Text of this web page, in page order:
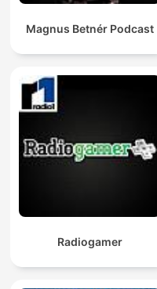
Magnus Betnér Podcast
Radiogamer